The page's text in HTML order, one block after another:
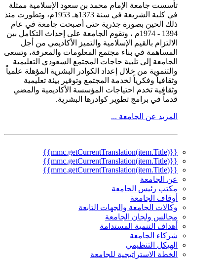
تأسست جامعة الإمام محمد بن سعود الإسلامية ممثلة
في كلية الشريعة في سنة 1373هـ 1953م، وتطورت منذ
ذلك الحين بصورة جذرية حتى أصبحت جامعة في عام
1394 - 1974م ، وتقوم الجامعة على إحداث التكامل بين
الالتزام بالقيم الإسلامية والتميز الأكاديمي من أجل
المساهمة في بناء مجتمع المعلومات والمعرفة، وتسعى
الجامعة إلى تلبية حاجات المجتمع السعودي التعليمية
والتنموية من خلال إعداد الكوادر البشرية المؤهلة علمياً
وثقافياً وفكرياً لخدمة المجتمع وتوفير بيئة تعليمية
وثقافية تخدم احتياجات المؤسسة الأكاديمية والمضي
قدماً في برامج تطوير كوادرها البشرية.
المزيد عن الجامعة ...
{{mmc.getCurrentTranslation(item.Title)}}
{{mmc.getCurrentTranslation(item.Title)}}
{{mmc.getCurrentTranslation(item.Title)}}
عن الجامعة
مكتب رئيس الجامعة
أوقاف الجامعة
وكالات الجامعة والجهات التابعة
مجالس ولجان الجامعة
أهداف التنمية المستدامة
شركاء الجامعة
الهيكل التنظيمي
الخطة الاستراتيجية للجامعة